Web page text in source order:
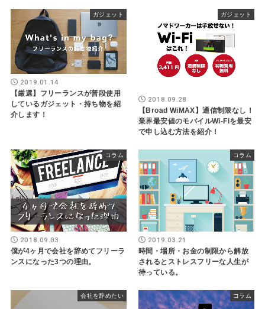
ガジェット
2019.01.14
【厳選】フリーランスが普段使用
しているガジェット・持ち物を紹
介します！
ガジェット
2018.09.28
【Broad WiMAX】通信制限なし！
業界最安値のモバイルWi-Fiを最安
で申し込む方法を紹介！
コラム
2018.09.03
僕が4ヶ月で会社を辞めてフリーラ
ンスになった3つの理由。
コラム
2019.03.21
時間・場所・お金の制限から解放
されるとストレスフリーな人生が
待っている。
会社を辞めたい コラム